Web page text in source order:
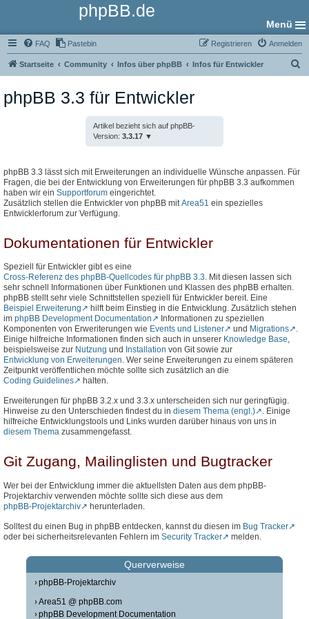
phpBB.de
Menü
FAQ Pastebin Anmelden
Registrieren
Startseite Community Infos über phpBB Infos für Entwickler
phpBB 3.3 für Entwickler
Artikel bezieht sich auf phpBB-
Version: 3.3.17
phpBB 3.3 lässt sich mit Erweiterungen an individuelle Wünsche anpassen. Für
Fragen, die bei der Entwicklung von Erweiterungen für phpBB 3.3 aufkommen
haben wir ein Supportforum eingerichtet.
Zusätzlich stellen die Entwickler von phpBB mit Area51 ein spezielles
Entwicklerforum zur Verfügung.
Dokumentationen für Entwickler
Speziell für Entwickler gibt es eine
Cross-Referenz des phpBB-Quellcodes für phpBB 3.3. Mit diesen lassen sich
sehr schnell Informationen über Funktionen und Klassen des phpBB erhalten.
phpBB stellt sehr viele Schnittstellen speziell für Entwickler bereit. Eine
Beispiel Erweiterung
hilft beim Einstieg in die Entwicklung. Zusätzlich stehen
im phpBB Development Documentation
Informationen zu speziellen
Komponenten von Erweriterungen wie Events und Listener und Migrations
.
Einige hilfreiche Informationen finden sich auch in unserer Knowledge Base,
beispielsweise zur Nutzung und Installation von Git sowie zur
Entwicklung von Erweiterungen. Wer seine Erweiterungen zu einem späteren
Zeitpunkt veröffentlichen möchte sollte sich zusätzlich an die
Coding Guidelines
halten.
Erweiterungen für phpBB 3.2.x und 3.3.x unterscheiden sich nur geringfügig.
Hinweise zu den Unterschieden findest du in diesem Thema (engl.)
. Einige
hilfreiche Entwicklungstools und Links wurden darüber hinaus von uns in
diesem Thema zusammengefasst.
Git Zugang, Mailinglisten und Bugtracker
Wer bei der Entwicklung immer die aktuellsten Daten aus dem phpBB-
Projektarchiv verwenden möchte sollte sich diese aus dem
phpBB-Projektarchiv
herunterladen.
Solltest du einen Bug in phpBB entdecken, kannst du diesen im Bug Tracker
oder bei sicherheitsrelevanten Fehlern im Security Tracker melden.
Querverweise
phpBB-Projektarchiv
Area51 @ phpBB.com
phpBB Development Documentation